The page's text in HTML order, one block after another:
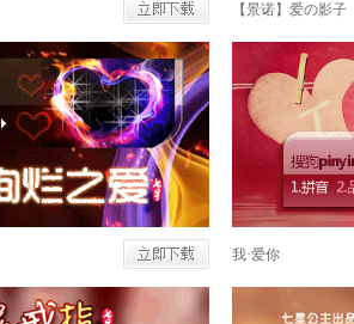
【景诺】爱の影子
我·爱你